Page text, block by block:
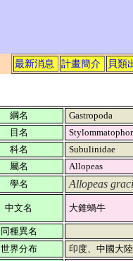
最新消息 計畫簡介 貝類
綱名
Gastropoda
目名
科名
Subulinidae
屬名
Allopeas
學名
Allopeas
中文名 大錐蝸牛
同種異名
世界分布
印度、中國大